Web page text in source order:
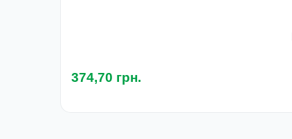
374,70 грн.